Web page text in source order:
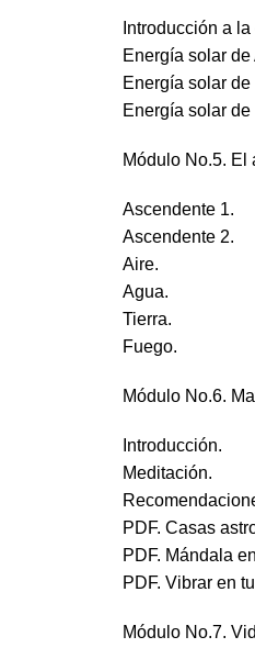
Introducción a
Energía solar
Energía solar
Energía solar
Módulo No.5. El
Ascendente 1.
Ascendente 2.
Aire.
Agua.
Tierra.
Fuego.
Módulo No.6.
Introducción.
Meditación.
PDF. Casas
PDF. Mándala
PDF. Vibrar en
Módulo No.7.